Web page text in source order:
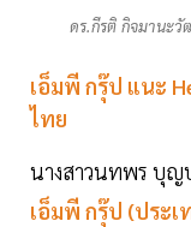
ดร.กีรติ กิจมานะ
เอ็มพี กรุ๊ป แนะ
ไทย
นางสาวนทพร บุญ
เอ็มพี กรุ๊ป (ประเ